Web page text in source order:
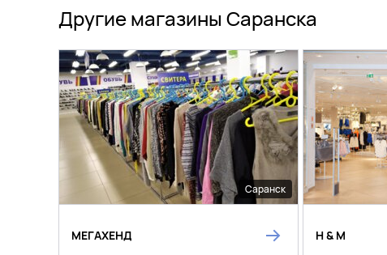
Другие магазины Саранска
Саранск
МЕГАХЕНД H & M